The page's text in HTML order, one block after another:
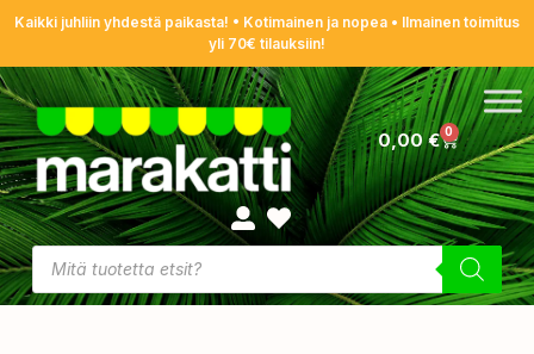
Kaikki juhliin yhdestä paikasta! • Kotimainen ja nopea • Ilmainen toimitus
yli 70€ tilauksiin!
0,00€ 0